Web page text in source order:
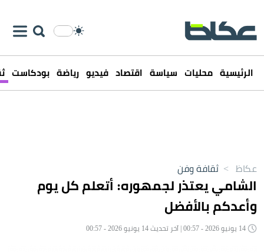
الرئيسية محليات سياسة اقتصاد فيديو رياضة بودكاست
عكاظ > ثقافة وفن
الشامي يعتذر لجمهوره: أتعلم كل يوم
وأعدكم بالأفضل